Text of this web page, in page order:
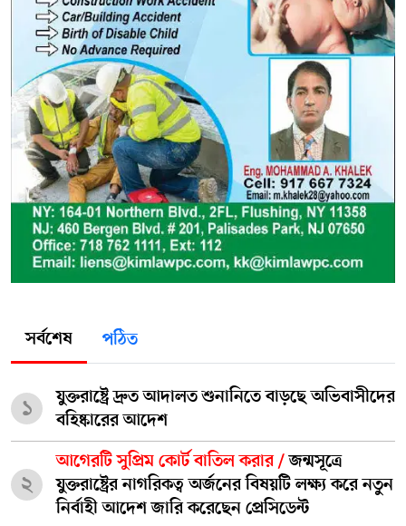
সর্বশেষ পঠিত
১
যুক্তরাষ্ট্রে দ্রুত আদালত শুনানিতে বাড়ছে অভিবাসীদের
বহিষ্কারের আদেশ
২
আগেরটি সুপ্রিম কোর্ট বাতিল করার /জন্মসূত্রে
যুক্তরাষ্ট্রের নাগরিকত্ব অর্জনের বিষয়টি লক্ষ্য করে নতুন
নির্বাহী আদেশ জারি করেছেন প্রেসিডেন্ট